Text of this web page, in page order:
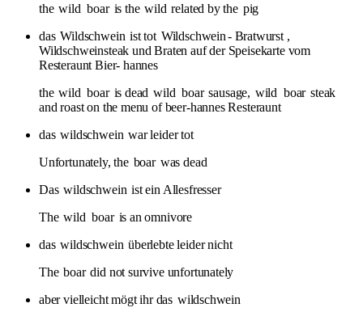
the wild boar is the wild related by the pig
das Wildschwein ist tot Wildschwein- Bratwurst ,
Wildschweinsteak und Braten auf der Speisekarte vom
Resteraunt Bier- hannes
the wild boar is dead wild boar sausage, wild boar steak
and roast on the menu of beer-hannes Resteraunt
das wildschwein war leider tot
Unfortunately, the boar was dead
Das wildschwein ist ein Allesfresser
The wild boar is an omnivore
das wildschwein überlebte leider nicht
The boar did not survive unfortunately
aber vielleicht mögt ihr das wildschwein